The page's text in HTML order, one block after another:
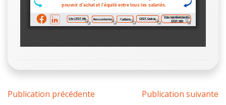
Publication précédente Publication suivante